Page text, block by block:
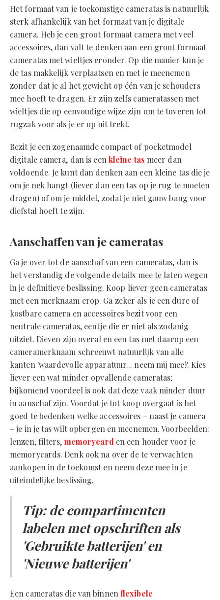
Het formaat van je toekomstige cameratas is natuurlijk
sterk afhankelijk van het formaat van je digitale
camera. Heb je een groot formaat camera met veel
accessoires, dan valt te denken aan een groot formaat
cameratas met wieltjes eronder. Op die manier kun je
de tas makkelijk verplaatsen en met je meenemen
zonder dat je al het gewicht op één van je schouders
mee hoeft te dragen. Er zijn zelfs cameratassen met
wieltjes die op eenvoudige wijze zijn om te toveren tot
rugzak voor als je er op uit trekt.
Bezit je een zogenaamde compact of pocketmodel
digitale camera, dan is een kleine tas meer dan
voldoende. Je kunt dan denken aan een kleine tas die je
om je nek hangt (liever dan een tas op je rug te moeten
dragen) of om je middel, zodat je niet gauw bang voor
diefstal hoeft te zijn.
Aanschaffen van je cameratas
Ga je over tot de aanschaf van een cameratas, dan is
het verstandig de volgende details mee te laten wegen
in je definitieve beslissing. Koop liever geen cameratas
met een merknaam erop. Ga zeker als je een dure of
kostbare camera en accessoires bezit voor een
neutrale cameratas, eentje die er niet als zodanig
uitziet. Dieven zijn overal en een tas met daarop een
cameramerknaam schreeuwt natuurlijk van alle
kanten 'waardevolle apparatuur... neem mij mee!'. Kies
liever een wat minder opvallende cameratas;
bijkomend voordeel is ook dat deze vaak minder duur
in aanschaf zijn. Voordat je tot koop overgaat is het
goed te bedenken welke accessoires – naast je camera
– je in je tas wilt opbergen en meenemen. Voorbeelden:
lenzen, filters, memorycard en een houder voor je
memorycards. Denk ook na over de te verwachten
aankopen in de toekomst en neem deze mee in je
uiteindelijke beslissing.
Tip: de compartimenten
labelen met opschriften als
'Gebruikte batterijen' en
'Nieuwe batterijen'
Een cameratas die van binnen flexibele